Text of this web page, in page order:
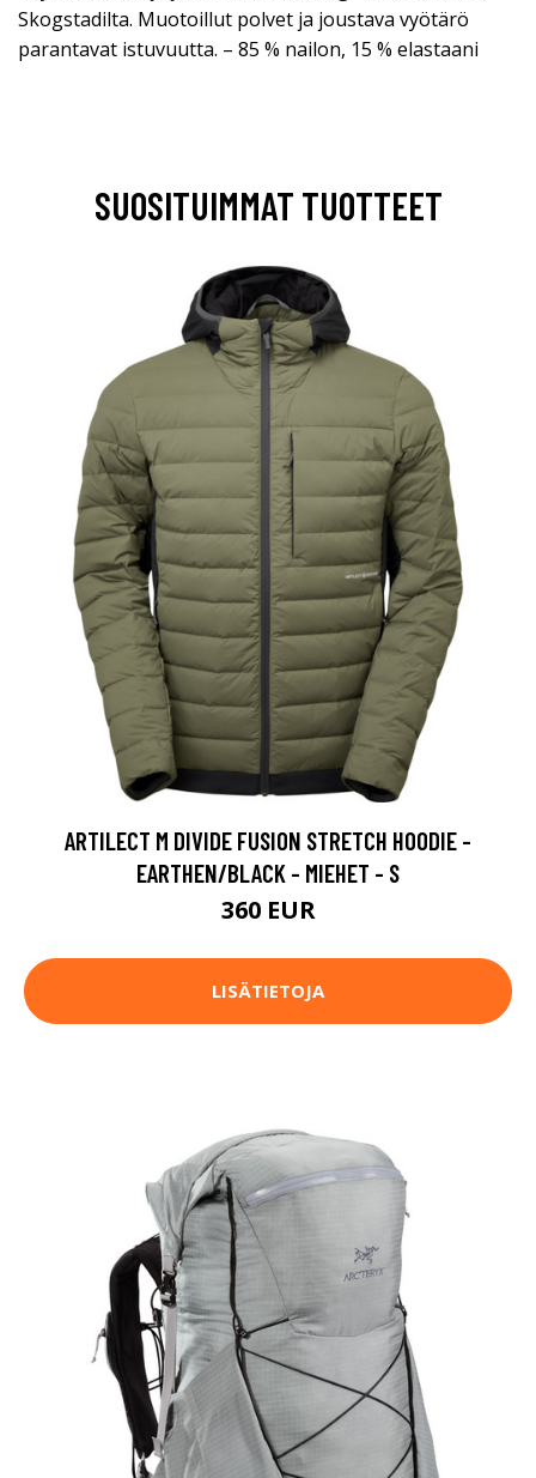
Skogstadilta. Muotoillut polvet ja joustava vyötärö
parantavat istuvuutta. – 85 % nailon, 15 % elastaani
SUOSITUIMMAT TUOTTEET
ARTILECT M DIVIDE FUSION STRETCH HOODIE -
EARTHEN/BLACK - MIEHET - S
360 EUR
LISÄTIETOJA